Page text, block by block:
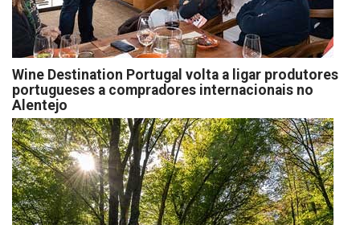
Wine Destination Portugal volta a ligar produtores
portugueses a compradores internacionais no
Alentejo